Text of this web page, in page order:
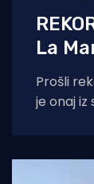
La
Prošli
je onaj iz